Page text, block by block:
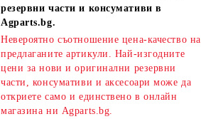
резервни части и консумативи в
Agparts.bg.
Невероятно съотношение цена-качество на
предлаганите артикули. Най-изгодните
цени за нови и оригинални резервни
части, консумативи и аксесоари може да
откриете само и единствено в онлайн
магазина ни Agparts.bg.